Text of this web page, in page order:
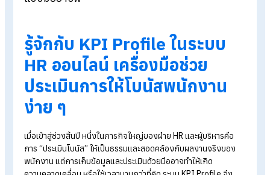
Blog > ประเมินโบนัสสิ้นปีง่ายขึ้นด้วย KPI Profile ในระบบ HR ออนไลน์
ถึงเวลาประเมินโบนัสสิ้นปี HRไม่ต้องปวดหัวอีกต่อ
รู้จักเครื่องมือ KPI Profile ในระบบ HRออนไลน์ ที่
ช่วยให้การวัดผลงานแม่นยำ โปร่งใส และเป็นธรรม